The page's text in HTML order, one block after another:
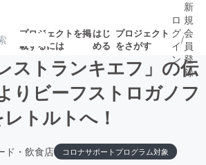
プロジェクトを掲
載するには
はじ
める
プロジェクト
をさがす
目の新着プロ
ェクト
募集終了が近いプ
ロ
グ
イ
ン
/
新
規
会
員
登
録
ストランキエフ」の伝
りビーフストロガノフ
レトルトへ！
ド・飲食店 コロナサポートプログラム対象